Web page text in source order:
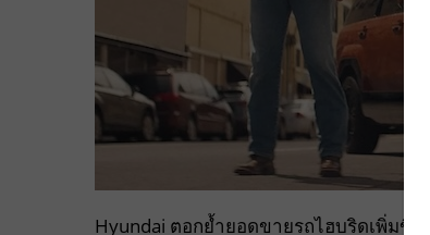
Hyundai ตอกย้ำยอดขายรถไฮบริดเพิ่มขึ้น